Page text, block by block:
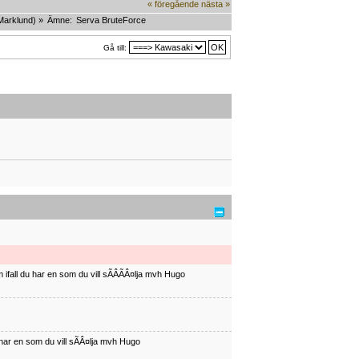
« föregående nästa »
) » Ämne: Serva BruteForce
Gå till:
du har en som du vill sÃÂÃÂ¤lja mvh Hugo
en som du vill sÃÂ¤lja mvh Hugo